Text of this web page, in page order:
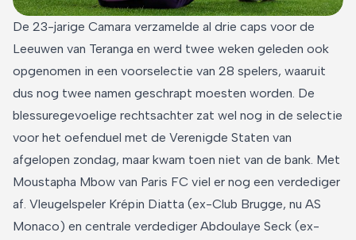
De 23-jarige Camara verzamelde al drie caps voor de
Leeuwen van Teranga en werd twee weken geleden ook
opgenomen in een voorselectie van 28 spelers, waaruit
dus nog twee namen geschrapt moesten worden. De
blessuregevoelige rechtsachter zat wel nog in de selectie
voor het oefenduel met de Verenigde Staten van
afgelopen zondag, maar kwam toen niet van de bank. Met
Moustapha Mbow van Paris FC viel er nog een verdediger
af. Vleugelspeler Krépin Diatta (ex-Club Brugge, nu AS
Monaco) en centrale verdediger Abdoulaye Seck (ex-